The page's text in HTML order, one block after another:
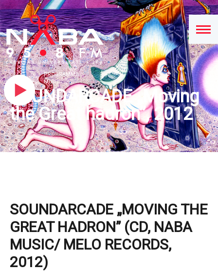
PROGRAMMA
Music
PAŠLAIK SKAN
Temples - Vendetta
SOUNDARCADE „Moving
the Great hadron”, 2012
SOUNDARCADE „MOVING THE
GREAT HADRON” (CD, NABA
MUSIC/ MELO RECORDS,
2012)